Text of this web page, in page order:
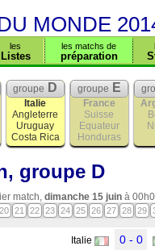
MONDE
les
Listes
les matchs de
préparation
groupe D
Italie
Angleterre
Uruguay
Costa Rica
groupeE
France
Suisse
Equateur
Honduras
groupe D
match, dimanche 15 juin à
20 21 22 23 24 25 26 27 28 29
Italie 0 - 0